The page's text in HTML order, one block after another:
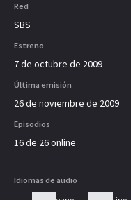
Red
SBS
Estreno
7 de octubre de 2009
Última emisión
26 de noviembre de 2009
Episodios
16 de 26 online
Idiomas de audio